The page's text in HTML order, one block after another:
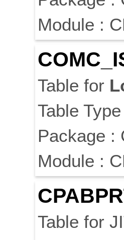
Module :
Table for
Table
Package :
Module :
Table for